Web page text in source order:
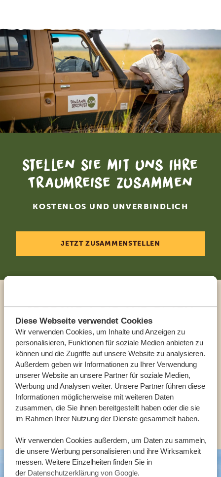
Diese Webseite verwendet Cookies
Wir verwenden Cookies, um Inhalte und Anzeigen zu
personalisieren, Funktionen für soziale Medien anbieten zu
können und die Zugriffe auf unsere Website zu analysieren.
Außerdem geben wir Informationen zu Ihrer Verwendung
unserer Website an unsere Partner für soziale Medien,
Werbung und Analysen weiter. Unsere Partner führen diese
Informationen möglicherweise mit weiteren Daten
zusammen, die Sie ihnen bereitgestellt haben oder die sie
im Rahmen Ihrer Nutzung der Dienste gesammelt haben.
Wir verwenden Cookies außerdem, um Daten zu sammeln,
die unsere Werbung personalisieren und ihre Wirksamkeit
messen. Weitere Einzelheiten finden Sie in
der Datenschutzerklärung von Google.
Stellen Sie mit uns Ihre
Traumreise zusammen
KOSTENLOS UND UNVERBINDLICH
JETZT ZUSAMMENSTELLEN
Sprechen Sie mit einem
Reiseberater
UNSERE EXPERTEN HELFEN IHNEN GERN
DE: +494087407061
ANDERE LÄNDER